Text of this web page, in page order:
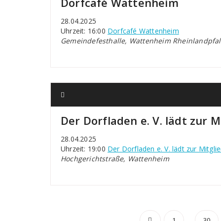
28.04.2025
Uhrzeit: 16:00 Dorfcafé Wattenheim
Gemeindefesthalle, Wattenheim
Der Dorfladen e. V. lädt zur
28.04.2025
Uhrzeit: 19:00 Der Dorfladen e. V. lädt zur
Hochgerichtstraße, Wattenheim